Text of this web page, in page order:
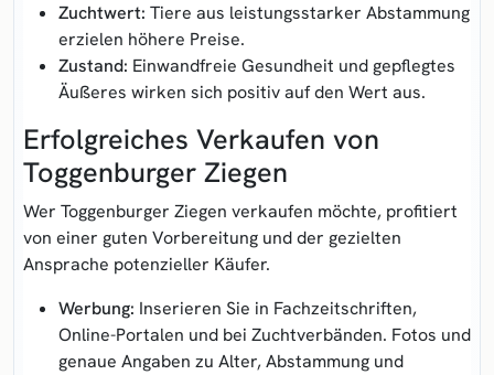
Zuchtwert: Tiere aus leistungsstarker Abstammung
erzielen höhere Preise.
Zustand: Einwandfreie Gesundheit und gepflegtes
Äußeres wirken sich positiv auf den Wert aus.
Erfolgreiches Verkaufen von
Toggenburger Ziegen
Wer Toggenburger Ziegen verkaufen möchte, profitiert
von einer guten Vorbereitung und der gezielten
Ansprache potenzieller Käufer.
Werbung: Inserieren Sie in Fachzeitschriften,
Online-Portalen und bei Zuchtverbänden. Fotos und
genaue Angaben zu Alter, Abstammung und